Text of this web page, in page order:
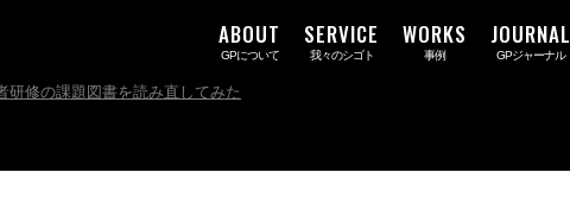
ABOUT
GPについて
SERVICE
我々のシゴト
WORKS
事例
JOURNAL
GPジャーナル
研修の課題図書を読み直してみた